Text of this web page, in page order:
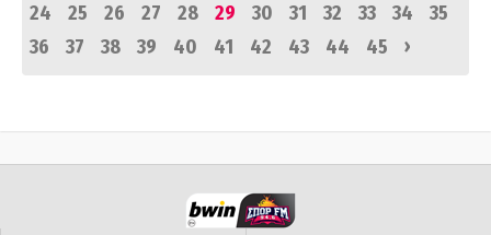
24
25 26 27 28 29 30 31 32 33 34
35
36
37 38 39 40 41 42 43 44 45 ›